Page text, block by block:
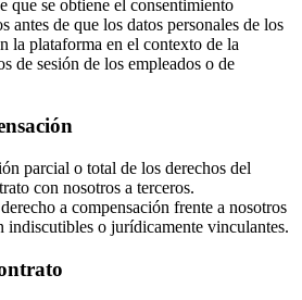
que se obtiene el consentimiento
antes de que los datos personales de los
la plataforma en el contexto de la
de sesión de los empleados o de
parcial o total de los derechos del
con nosotros a terceros.
a compensación frente a nosotros
indiscutibles o jurídicamente vinculantes.